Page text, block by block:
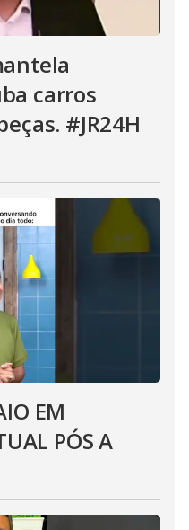
carros
#JR24H
EM
PÓS A